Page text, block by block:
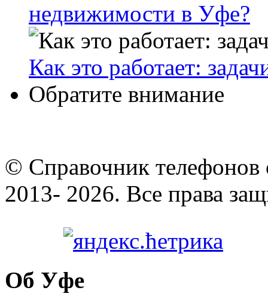
недвижимости в Уфе?
Как это работает:
Обратите внимание
© Cправочник телефонов
2013- 2026. Все права
Об Уфе